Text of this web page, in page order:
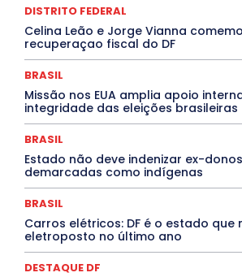
Congressuanas & Esplanadumas
Covid-19
Crônica Política
Cultura e Tal
DANÇA
DESTAQUE BRASIL
DESTAQUE DF
DESTAQUES OUTROS
ELEIÇÕES
EMPREGO E
Especial
Espírito Santo
EVENTOS
EXPOSIÇÃO
INTELIGÊNCIA ARTIFICIAL
Jogos Online
JUDICIÁRIO
Mato Grosso
MEIO AMBIENTE
Paraíba
Paraná Pernambuco
PROCESSO SELETIVO
QUALIFICAÇÃO
DISTRITO FEDERAL
Celina Leão e Jorge Vianna
recuperaçao fiscal do DF
BRASIL
Missão nos EUA amplia apoio
integridade das eleições brasileiras
BRASIL
Estado não deve indenizar ex-
demarcadas como indígenas
BRASIL
Carros elétricos: DF é o estado que
eletroposto no último ano
DESTAQUE DF